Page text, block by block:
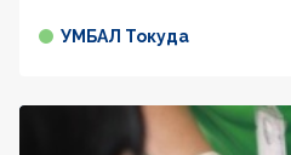
УМБАЛ Токуда